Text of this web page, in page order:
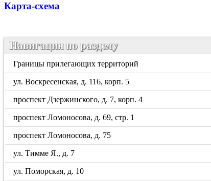
Карта-схема
Навигация по разделу
Границы прилегающих территорий
ул. Воскресенская, д. 116, корп. 5
проспект Дзержинского, д. 7, корп. 4
проспект Ломоносова, д. 69, стр. 1
проспект Ломоносова, д. 75
ул. Тимме Я., д. 7
ул. Поморская, д. 10